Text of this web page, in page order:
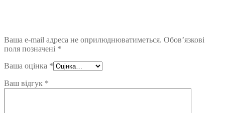
Ваша e-mail адреса не оприлюднюватиметься. Обов’язкові
поля позначені *
Ваша оцінка *
Ваш відгук *